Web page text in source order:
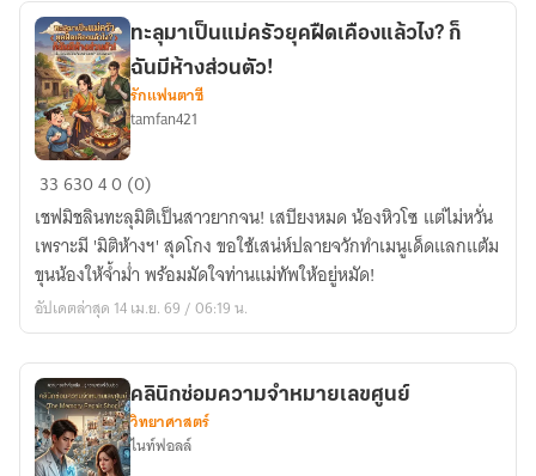
ส่ง
ฉัน
ไป
เลี้ยง
ลูก
ใน
ป่า
หมื่น
อสูร
ทะลุ
เป็น
แม่
ครัว
ยุค
เคือง
แล้ว
ไง?
ก็
ทะลุมาเป็นแม่ครัวยุคฝืดเคืองแล้วไง? ก็
ฉันมีห้างส่วนตัว!
รักแฟนตาซี
tamfan421
3363040 (0)
เชฟมิชลินทะลุมิติเป็นสาวยากจน! เสบียงหมด น้องหิวโซ แต่ไม่หวั่น
เพราะมี 'มิติห้างฯ' สุดโกง ขอใช้เสน่ห์ปลายจวักทำเมนูเด็ดแลกแต้ม
ขุนน้องให้จ้ำม่ำ พร้อมมัดใจท่านแม่ทัพให้อยู่หมัด!
อัปเดตล่าสุด 14 เม.ย. 69 / 06:19 น.
คลินิกซ่อมความจำหมายเลขศูนย์
วิทยาศาสตร์
ไนท์ฟอลล์